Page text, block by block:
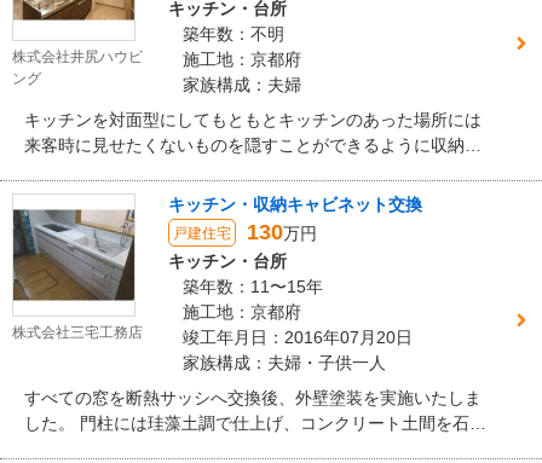
株式会社井尻ハウビ
ング
キッチン・台所
築年数：不明
施工地：京都府
家族構成：夫婦
キッチンを対面型にしてもともとキッチンのあった場所には
来客時に見せたくないものを隠すことができるように収納棚
株式会社三宅工務店
キッチン・収納キャビネット交換
戸建住宅 130万円
キッチン・台所
築年数：11〜15年
施工地：京都府
竣工年月日：2016年07月20日
家族構成：夫婦・子供一人
すべての窓を断熱サッシへ交換後、外壁塗装を実施いたしま
した。 門柱には珪藻土調で仕上げ、コンクリート土間を石ク